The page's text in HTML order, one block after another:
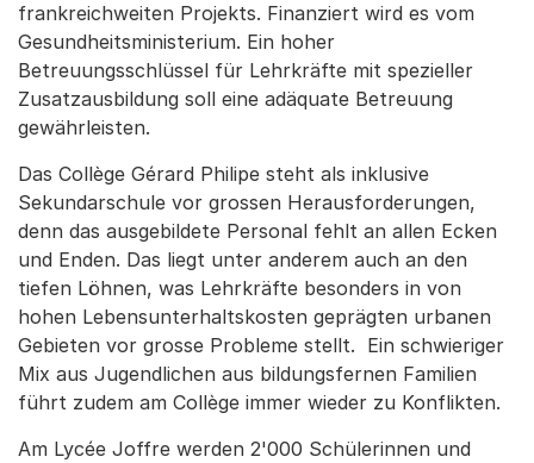
frankreichweiten Projekts. Finanziert wird es vom
Gesundheitsministerium. Ein hoher
Betreuungsschlüssel für Lehrkräfte mit spezieller
Zusatzausbildung soll eine adäquate Betreuung
gewährleisten.
Das Collège Gérard Philipe steht als inklusive
Sekundarschule vor grossen Herausforderungen,
denn das ausgebildete Personal fehlt an allen Ecken
und Enden. Das liegt unter anderem auch an den
tiefen Löhnen, was Lehrkräfte besonders in von
hohen Lebensunterhaltskosten geprägten urbanen
Gebieten vor grosse Probleme stellt. Ein schwieriger
Mix aus Jugendlichen aus bildungsfernen Familien
führt zudem am Collège immer wieder zu Konflikten.
Am Lycée Joffre werden 2'000 Schülerinnen und